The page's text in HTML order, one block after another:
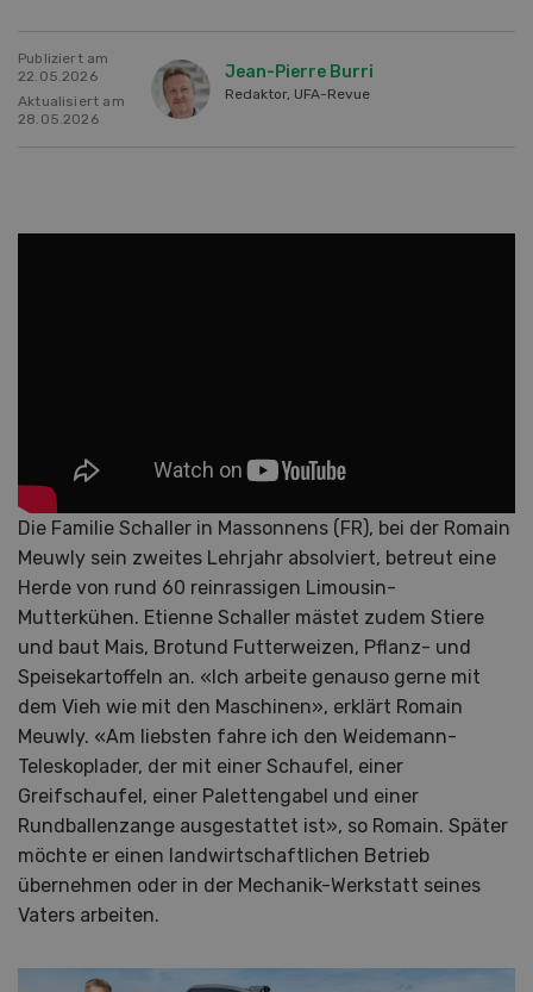
Publiziert am
22.05.2026
Aktualisiert am
28.05.2026
Jean-Pierre Burri
Redaktor, UFA-Revue
Die Familie Schaller in Massonnens (FR), bei der Romain
Meuwly sein zweites Lehrjahr absolviert, betreut eine
Herde von rund 60 reinrassigen Limousin-
Mutterkühen. Etienne Schaller mästet zudem Stiere
und baut Mais, Brotund Futterweizen, Pflanz- und
Speisekartoffeln an. «Ich arbeite genauso gerne mit
dem Vieh wie mit den Maschinen», erklärt Romain
Meuwly. «Am liebsten fahre ich den Weidemann-
Teleskoplader, der mit einer Schaufel, einer
Greifschaufel, einer Palettengabel und einer
Rundballenzange ausgestattet ist», so Romain. Später
möchte er einen landwirtschaftlichen Betrieb
übernehmen oder in der Mechanik-Werkstatt seines
Vaters arbeiten.